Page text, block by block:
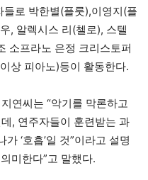
로 박한별(플룻),이영지(플
, 알렉시스 리(첼로), 스텔
소프라노 은정 크리스토퍼
상 피아노)등이 활동한다.
연씨는 “악기를 막론하고
, 연주자들이 훈련받는 과
‘호흡’일 것”이라고 설명
미한다”고 말했다.